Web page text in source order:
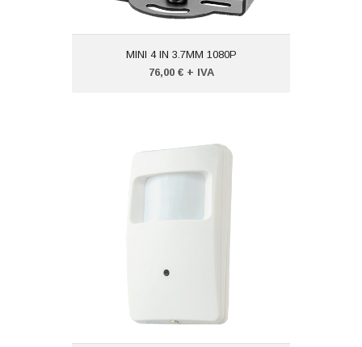
MINI 4 IN 3.7MM 1080P
76,00 € + IVA
TEL.A SENSORE CON LED 1080P